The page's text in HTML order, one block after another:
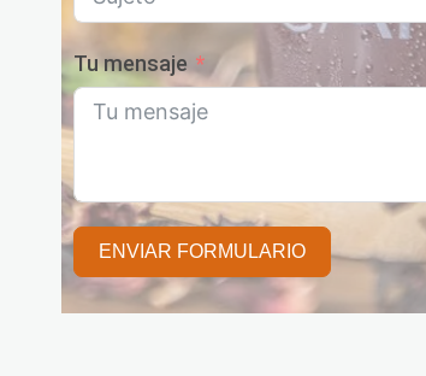
Tu mensaje
ENVIAR FORMULARIO